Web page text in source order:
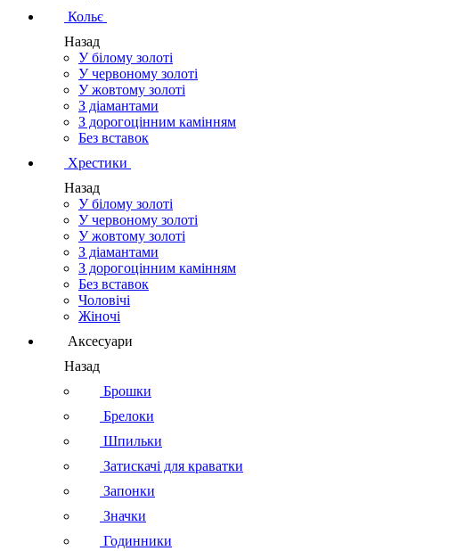
Кольє
Назад
У білому золоті
У червоному золоті
У жовтому золоті
З діамантами
З дорогоцінним камінням
Без вставок
Хрестики
Назад
У білому золоті
У червоному золоті
У жовтому золоті
З діамантами
З дорогоцінним камінням
Без вставок
Чоловічі
Жіночі
Аксесуари
Назад
Брошки
Брелоки
Шпильки
Затискачі для краватки
Запонки
Значки
Годинники